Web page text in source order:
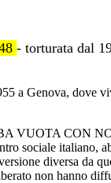
- torturata dal
a Genova, dove
VUOTA CON
sociale italiano,
diversa da
non hanno